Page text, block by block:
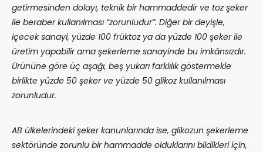
getirmesinden dolayı, teknik bir hammaddedir ve toz şeker
ile beraber kullanılması “zorunludur”. Diğer bir deyişle,
içecek sanayi, yüzde 100 früktoz ya da yüzde 100 şeker ile
üretim yapabilir ama şekerleme sanayinde bu imkânsızdır.
Ürününe göre üç aşağı, beş yukarı farklılık göstermekle
birlikte yüzde 50 şeker ve yüzde 50 glikoz kullanılması
zorunludur.
AB ülkelerindeki şeker kanunlarında ise, glikozun şekerleme
sektöründe zorunlu bir hammadde olduklarını bildikleri için,